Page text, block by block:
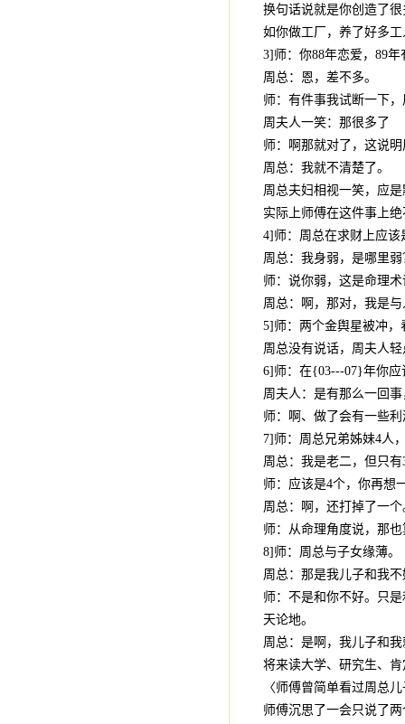
换句话说就是你创造了
如你做工厂，养了好多
3]师：你88年恋爱，89
周总：恩，差不多。
师：有件事我试断一下
周夫人一笑：那很多了
师：啊那就对了，这说
周总：我就不清楚了。
周总夫妇相视一笑，应
实际上师傅在这件事上
4]师：周总在求财上应
周总：我身弱，是哪里
师：说你弱，这是命理
周总：啊，那对，我是
5]师：两个金舆星被冲，
周总没有说话，周夫人
6]师：在{03---07}年你应
周夫人：是有那么一回
师：啊、做了会有一些
7]师：周总兄弟姊妹4人
周总：我是老二，但只
师：应该是4个，你再想
周总：啊，还打掉了一个
师：从命理角度说，那也
8]师：周总与子女缘薄
周总：那是我儿子和我
师：不是和你不好。只
天论地。
周总：是啊，我儿子和
将来读大学、研究生、
〈师傅曾简单看过周总
师傅沉思了一会只说了